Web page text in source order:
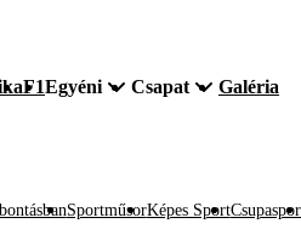
F1Egyéni Csapat Galéria
SportműsorKépes Sport